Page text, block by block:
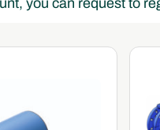
you can request to